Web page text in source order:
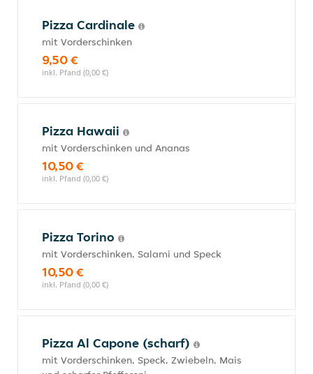
Pizza Cardinale
mit Vorderschinken
9,50 €
inkl. Pfand (0,00 €)
Pizza Hawaii
mit Vorderschinken und Ananas
10,50 €
inkl. Pfand (0,00 €)
Pizza Torino
mit Vorderschinken, Salami und Speck
10,50 €
inkl. Pfand (0,00 €)
Pizza Al Capone (scharf)
mit Vorderschinken, Speck, Zwiebeln, Mais